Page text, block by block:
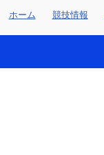
ホーム 競技情報